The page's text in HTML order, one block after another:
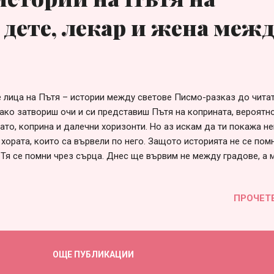
лекар и жена
лица на Пътя – истории между светове Писмо-разказ до
затвориш очи и си представиш Пътя на коприната,
коприна и далечни хоризонти. Но аз искам да ти покажа
които са вървели по него. Защото историята не се
се помни чрез сърца. Днес ще вървим не между градове, а
се чуват персийски, тюркски, индийски думи. То не
се да разбира хората не по думите, а по погледа. Знае как
носи в себе си карта без граници. Лекарят в керванa Сред
ОЩЕ ПУБЛИКАЦИИ